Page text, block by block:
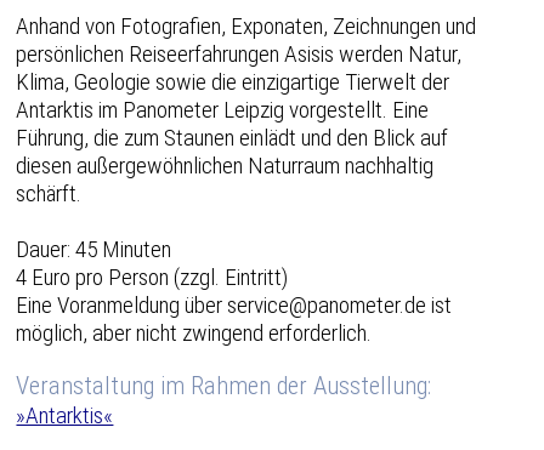
Anhand von Fotografien, Exponaten, Zeichnungen und
persönlichen Reiseerfahrungen Asisis werden Natur,
Klima, Geologie sowie die einzigartige Tierwelt der
Antarktis im Panometer Leipzig vorgestellt. Eine
Führung, die zum Staunen einlädt und den Blick auf
diesen außergewöhnlichen Naturraum nachhaltig
schärft.
Dauer: 45 Minuten
4 Euro pro Person (zzgl. Eintritt)
Eine Voranmeldung über service@panometer.de ist
möglich, aber nicht zwingend erforderlich.
Veranstaltung im Rahmen der Ausstellung:
»Antarktis«